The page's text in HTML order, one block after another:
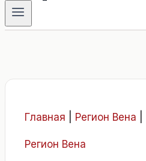
Главная Регион Вена
Регион Вена